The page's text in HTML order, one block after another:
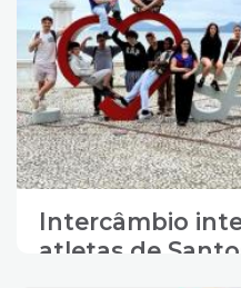
Intercâmbio
atletas de